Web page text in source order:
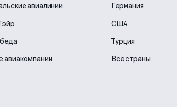
авиалинии
авиакомпании
Германия
США
Турция
Все страны